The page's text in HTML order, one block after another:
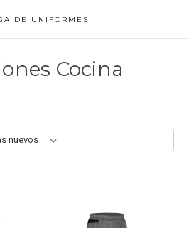
DE UNIFORMES
Cocina